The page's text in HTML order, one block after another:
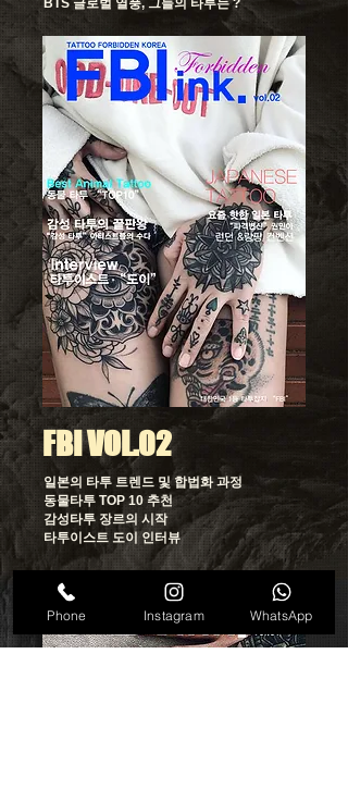
​BTS 글로벌 열풍, 그들의 타투는 ?
FBI VOL.02
일본의 타투 트렌드 및 합법화 과정
동물타투 TOP 10 추천
감성타투 장르의 시작
​타투이스트 도이 인터뷰
Phone Instagram WhatsApp